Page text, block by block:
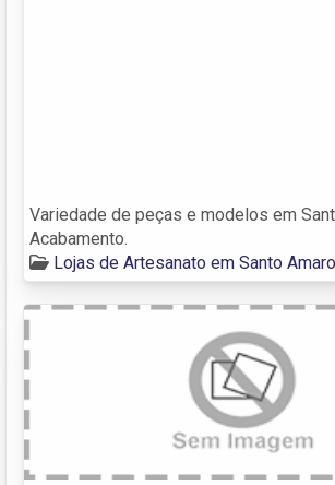
Variedade de peças e modelos em
Acabamento.
Lojas de Artesanato em Santo Amaro